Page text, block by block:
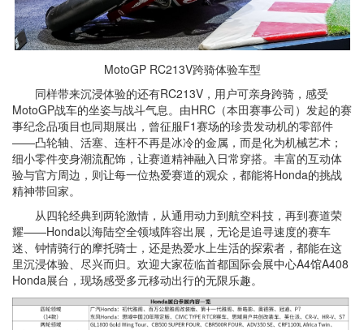
MotoGP RC213V跨骑体验车型
同样带来沉浸体验的还有RC213V，用户可亲身跨骑，感受
MotoGP战车的坐姿与战斗气息。由HRC（本田赛事公司）发起的赛
事纪念品项目也同期展出，曾征服F1赛场的珍贵发动机的零部件
——凸轮轴、活塞、连杆不再是冰冷的金属，而是化为机械艺术；
细小零件变身潮流配饰，让赛道精神融入日常穿搭。丰富的互动体
验与官方周边，则让每一位热爱赛道的观众，都能将Honda的挑战
精神带回家。
从四轮经典到两轮激情，从通用动力到航空科技，再到赛道荣
耀——Honda以海陆空全领域阵容出展，无论是追寻速度的赛车
迷、钟情骑行的摩托骑士，还是热爱水上生活的探索者，都能在这
里沉浸体验、尽兴而归。欢迎大家莅临首都国际会展中心A4馆A408
Honda展台，现场感受多元移动出行的无限乐趣。